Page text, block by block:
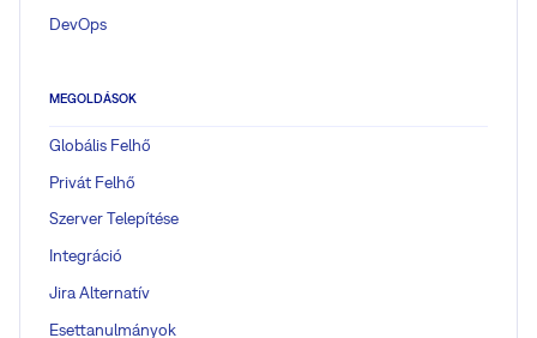
DevOps
MEGOLDÁSOK
Globális Felhő
Privát Felhő
Szerver Telepítése
Integráció
Jira Alternatív
Esettanulmányok